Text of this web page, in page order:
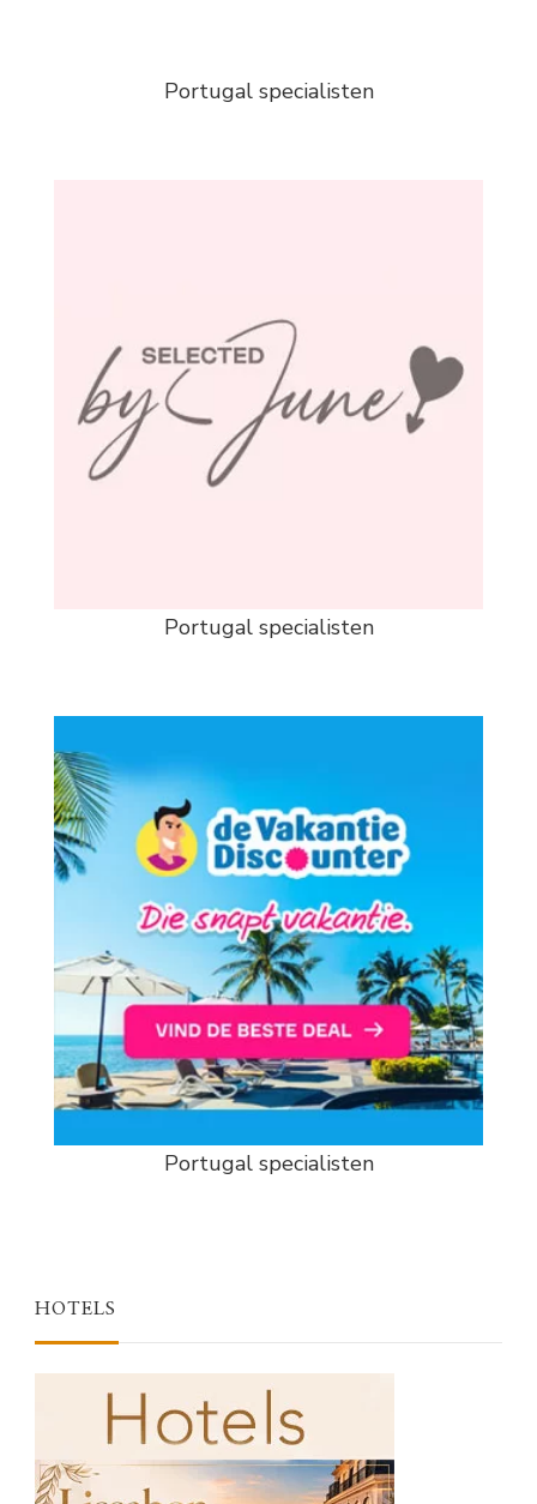
Portugal specialisten
Portugal specialisten
Portugal specialisten
HOTELS